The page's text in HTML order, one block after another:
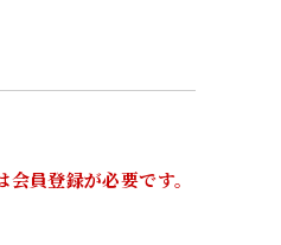
員登録が必要です。